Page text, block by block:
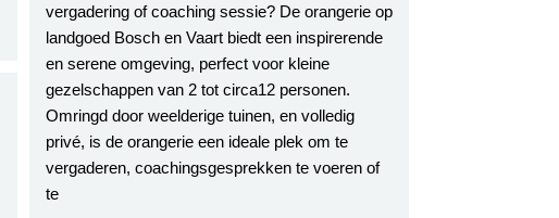
vergadering of coaching sessie? De orangerie op
landgoed Bosch en Vaart biedt een inspirerende
en serene omgeving, perfect voor kleine
gezelschappen van 2 tot circa12 personen.
Omringd door weelderige tuinen, en volledig
privé, is de orangerie een ideale plek om te
vergaderen, coachingsgesprekken te voeren of
te